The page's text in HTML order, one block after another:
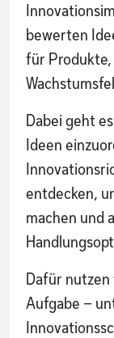
bewerten
für Produkte,
Dabei geht
Ideen
entdecken,
machen und
Dafür nutzen
Aufgabe –